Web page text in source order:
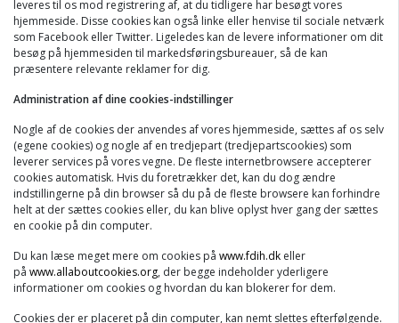
leveres til os mod registrering af, at du tidligere har besøgt vores
hjemmeside. Disse cookies kan også linke eller henvise til sociale netværk
som Facebook eller Twitter. Ligeledes kan de levere informationer om dit
besøg på hjemmesiden til markedsføringsbureauer, så de kan
præsentere relevante reklamer for dig.
Administration af dine cookies-indstillinger
Nogle af de cookies der anvendes af vores hjemmeside, sættes af os selv
(egene cookies) og nogle af en tredjepart (tredjepartscookies) som
leverer services på vores vegne. De fleste internetbrowsere accepterer
cookies automatisk. Hvis du foretrækker det, kan du dog ændre
indstillingerne på din browser så du på de fleste browsere kan forhindre
helt at der sættes cookies eller, du kan blive oplyst hver gang der sættes
en cookie på din computer.
Du kan læse meget mere om cookies på www.fdih.dk eller
på www.allaboutcookies.org, der begge indeholder yderligere
informationer om cookies og hvordan du kan blokerer for dem.
Cookies der er placeret på din computer, kan nemt slettes efterfølgende.